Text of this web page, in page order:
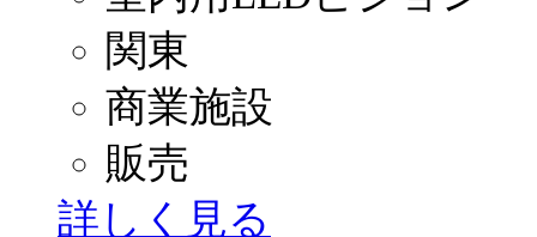
関東
商業施設
販売
詳しく見る